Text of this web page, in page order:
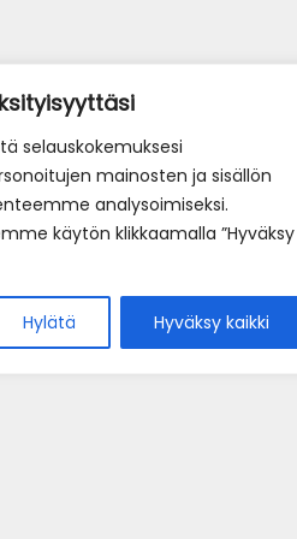
selauskokemuksesi
mainosten ja sisällön
analysoimiseksi.
käytön klikkaamalla ”Hyväksy
Hylätä Hyväksy kaikki